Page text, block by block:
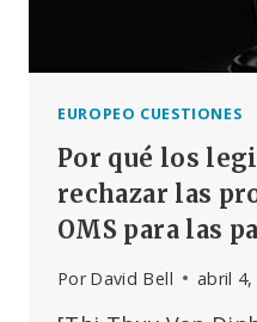
EUROPEO CUESTIONES
Por qué los
rechazar las
OMS para las
Por David Bell abril 4,